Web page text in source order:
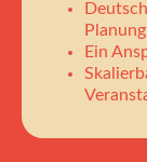
Planung
Ein